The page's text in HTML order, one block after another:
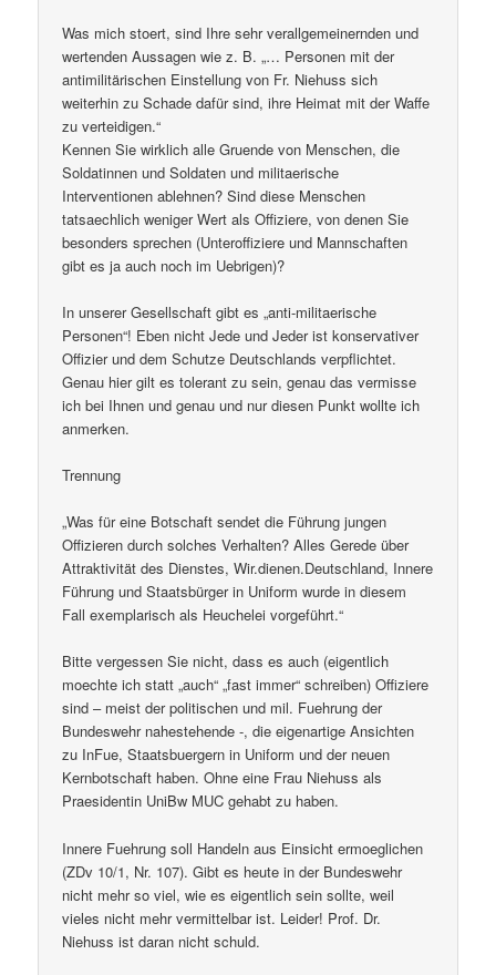
Was mich stoert, sind Ihre sehr verallgemeinernden und
wertenden Aussagen wie z. B. „… Personen mit der
antimilitärischen Einstellung von Fr. Niehuss sich
weiterhin zu Schade dafür sind, ihre Heimat mit der Waffe
zu verteidigen.“
Kennen Sie wirklich alle Gruende von Menschen, die
Soldatinnen und Soldaten und militaerische
Interventionen ablehnen? Sind diese Menschen
tatsaechlich weniger Wert als Offiziere, von denen Sie
besonders sprechen (Unteroffiziere und Mannschaften
gibt es ja auch noch im Uebrigen)?
In unserer Gesellschaft gibt es „anti-militaerische
Personen“! Eben nicht Jede und Jeder ist konservativer
Offizier und dem Schutze Deutschlands verpflichtet.
Genau hier gilt es tolerant zu sein, genau das vermisse
ich bei Ihnen und genau und nur diesen Punkt wollte ich
anmerken.
Trennung
„Was für eine Botschaft sendet die Führung jungen
Offizieren durch solches Verhalten? Alles Gerede über
Attraktivität des Dienstes, Wir.dienen.Deutschland, Innere
Führung und Staatsbürger in Uniform wurde in diesem
Fall exemplarisch als Heuchelei vorgeführt.“
Bitte vergessen Sie nicht, dass es auch (eigentlich
moechte ich statt „auch“ „fast immer“ schreiben) Offiziere
sind – meist der politischen und mil. Fuehrung der
Bundeswehr nahestehende -, die eigenartige Ansichten
zu InFue, Staatsbuergern in Uniform und der neuen
Kernbotschaft haben. Ohne eine Frau Niehuss als
Praesidentin UniBw MUC gehabt zu haben.
Innere Fuehrung soll Handeln aus Einsicht ermoeglichen
(ZDv 10/1, Nr. 107). Gibt es heute in der Bundeswehr
nicht mehr so viel, wie es eigentlich sein sollte, weil
vieles nicht mehr vermittelbar ist. Leider! Prof. Dr.
Niehuss ist daran nicht schuld.